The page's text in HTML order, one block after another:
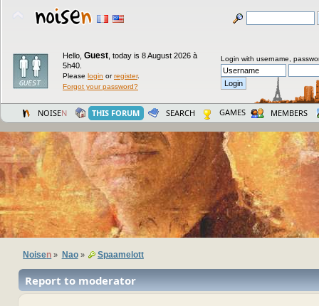
Hello, Guest today is 8 August 2026 à
5h40.
Please login orregister.
Forgot your password?
Login with username,
NOISEN THIS FORUM SEARCH GAMES MEMBERS
Noisen » Nao» Spaamelott
Report to moderator